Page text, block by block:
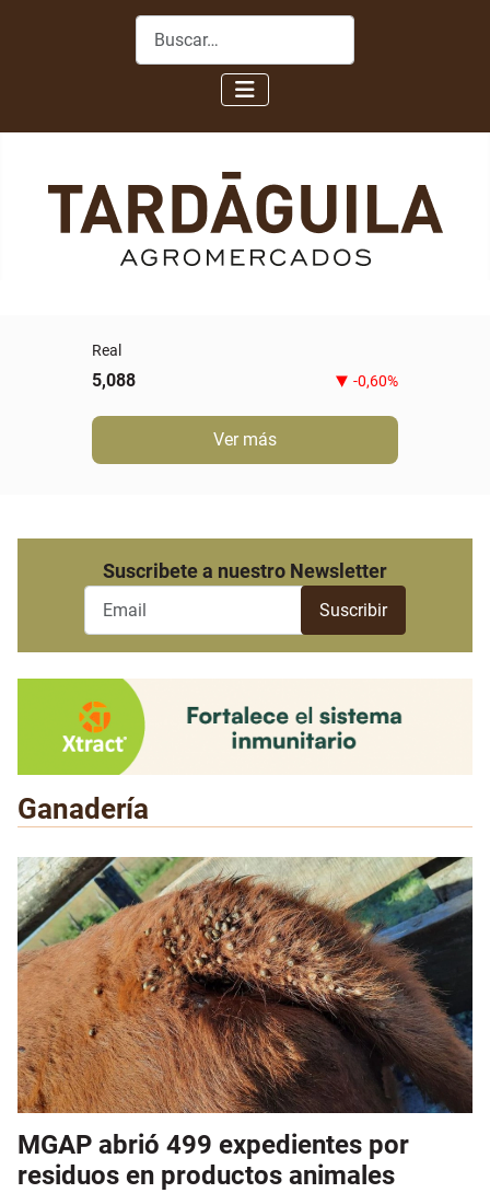
Buscar
Real
5,088 -0,60%
Ver más
Suscribete a nuestro Newsletter
Ganadería
MGAP abrió 499 expedientes por
residuos en productos animales